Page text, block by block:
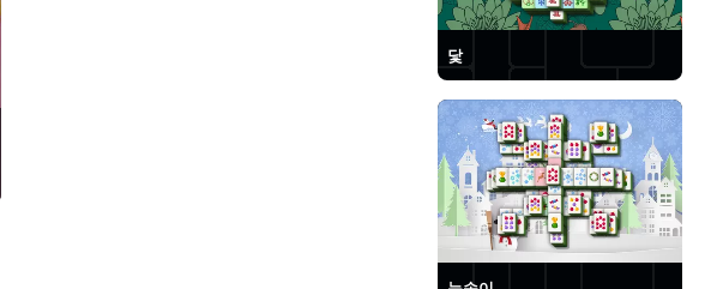
닻